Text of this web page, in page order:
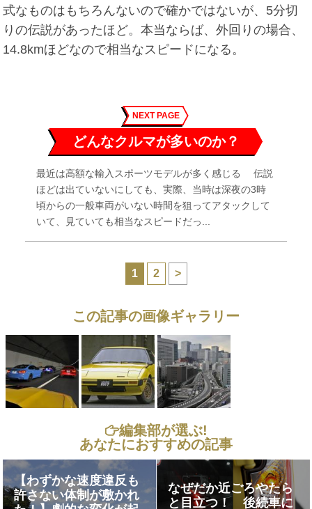
式なものはもちろんないので確かではないが、5分切
りの伝説があったほど。本当ならば、外回りの場合、
14.8kmほどなので相当なスピードになる。
NEXT PAGE
どんなクルマが多いのか？
最近は高額な輸入スポーツモデルが多く感じる 伝説
ほどは出ていないにしても、実際、当時は深夜の3時
頃からの一般車両がいない時間を狙ってアタックして
いて、見ていても相当なスピードだっ...
1 2 >
この記事の画像ギャラリー
編集部が選ぶ!
あなたにおすすめの記事
【わずかな速度違反も
許さない体制が敷かれ
なぜだか近ごろやたら
と目立つ！ 後続車に